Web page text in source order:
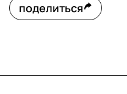
поделиться